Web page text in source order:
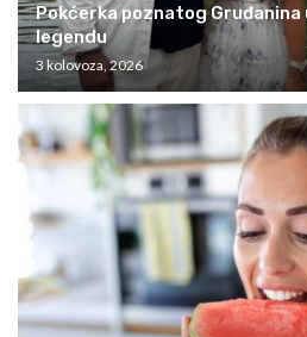
Pokćerka poznatog Gruđanina
legendu
3 kolovoza, 2026